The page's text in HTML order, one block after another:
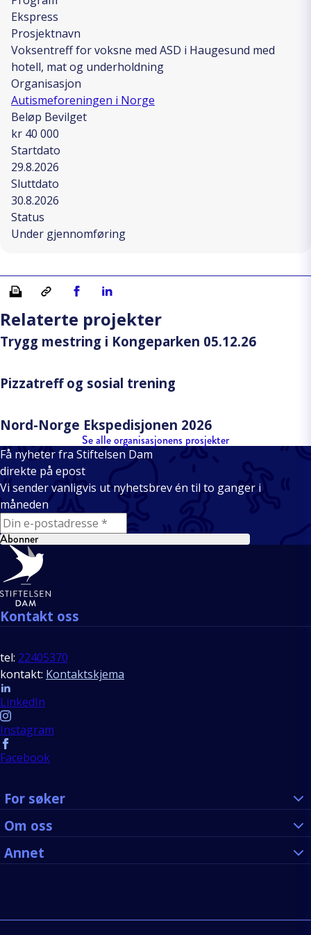
Ekspress
Prosjektnavn
Voksentreff for voksne med ASD i Haugesund med
hotell, mat og underholdning
Organisasjon
Autismeforeningen i Norge
Beløp Bevilget
kr 40 000
Startdato
29.8.2026
Sluttdato
30.8.2026
Status
Under gjennomføring
Skriv ut Kopiera länkDel på Facebook
Del på Linkedin
Relaterte projekter
Trygg mestring i Kongeparken 05.12.26
Pizzatreff og sosial trening
Nord-Norge Ekspedisjonen 2026
Se alle organisasjonens prosjekter
Få nyheter fra Stiftelsen Dam
direkte på epost
Vi sender vanligvis ut nyhetsbrev én til to ganger i
måneden
E-mail
Abonner
Bunntekst
Kontakt oss
tel: 22405370
kontakt: Kontaktskjema
Follow us
LinkedIn
Instagram
Facebook
For søker
Om oss
Annet